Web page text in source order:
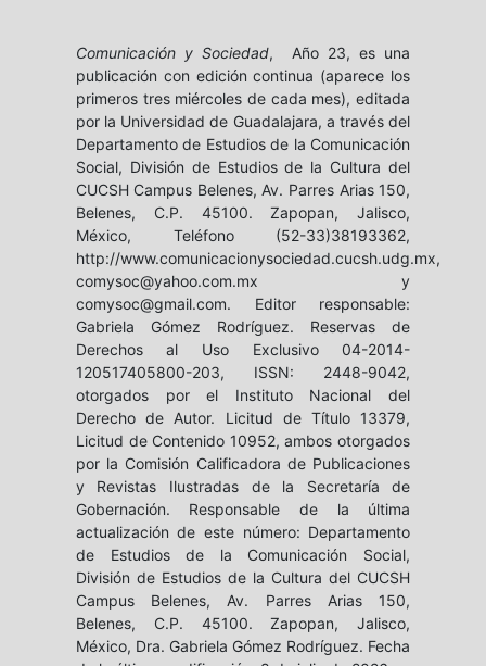
Comunicación y Sociedad, Año 23, es una
publicación con edición continua (aparece los
primeros tres miércoles de cada mes), editada
por la Universidad de Guadalajara, a través del
Departamento de Estudios de la Comunicación
Social, División de Estudios de la Cultura del
CUCSH Campus Belenes, Av. Parres Arias 150,
Belenes, C.P. 45100. Zapopan, Jalisco,
México, Teléfono (52-33)38193362,
http://www.comunicacionysociedad.cucsh.udg.mx,
comysoc@yahoo.com.mx y
comysoc@gmail.com. Editor responsable:
Gabriela Gómez Rodríguez. Reservas de
Derechos al Uso Exclusivo 04-2014-
120517405800-203, ISSN: 2448-9042,
otorgados por el Instituto Nacional del
Derecho de Autor. Licitud de Título 13379,
Licitud de Contenido 10952, ambos otorgados
por la Comisión Calificadora de Publicaciones
y Revistas Ilustradas de la Secretaría de
Gobernación. Responsable de la última
actualización de este número: Departamento
de Estudios de la Comunicación Social,
División de Estudios de la Cultura del CUCSH
Campus Belenes, Av. Parres Arias 150,
Belenes, C.P. 45100. Zapopan, Jalisco,
México, Dra. Gabriela Gómez Rodríguez. Fecha